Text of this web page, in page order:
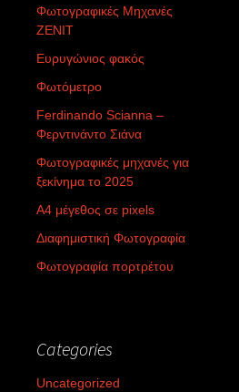
Φωτογραφικές Μηχανές
ZENIT
Ευρυγώνιος φακός
Φωτόμετρο
Ferdinando Scianna –
Φερντινάντο Σιάνα
Φωτογραφικές μηχανές για
ξεκίνημα το 2025
Α4 μέγεθος σε pixels
Διαφημιστική Φωτογραφία
Φωτογραφία πορτρέτου
Categories
Uncategorized